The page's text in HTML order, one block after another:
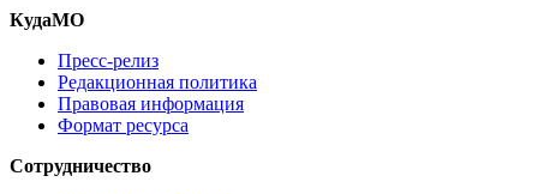
КудаМО
Пресс-релиз
Редакционная политика
Правовая информация
Формат ресурса
Сотрудничество